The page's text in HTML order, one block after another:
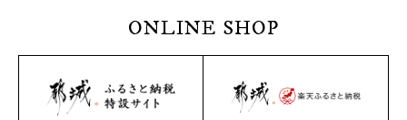
ONLINE SHOP